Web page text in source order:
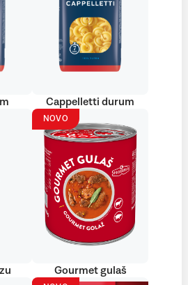
Cappelletti durum
NOVO
Gourmet gulaš